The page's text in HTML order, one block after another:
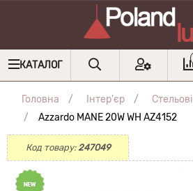
КАТАЛОГ
Головна Інтер'єр
Стельові
Azzardo MANE 20W WH AZ4152
Код товару:247049